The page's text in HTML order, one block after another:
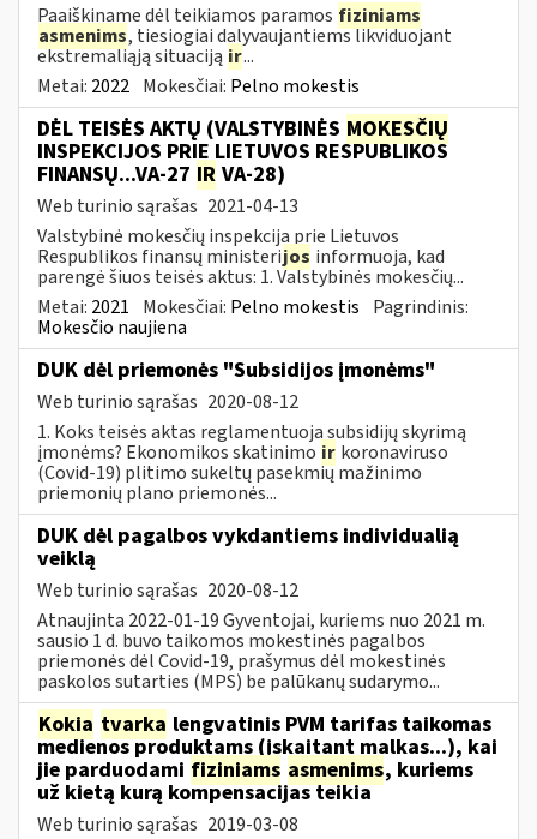
Paaiškiname dėl teikiamos paramos fiziniams
asmenims, tiesiogiai dalyvaujantiems likviduojant
ekstremaliąją situaciją ir...
Metai: 2022 Mokesčiai: Pelno mokestis
DĖL TEISĖS AKTŲ (VALSTYBINĖS MOKESČIŲ
INSPEKCIJOS PRIE LIETUVOS RESPUBLIKOS
FINANSŲ...VA-27 IR VA-28)
Web turinio sąrašas 2021-04-13
Valstybinė mokesčių inspekcija prie Lietuvos
Respublikos finansų ministerijos informuoja, kad
parengė šiuos teisės aktus: 1. Valstybinės mokesčių...
Metai: 2021 Mokesčiai: Pelno mokestis Pagrindinis:
Mokesčio naujiena
DUK dėl priemonės "Subsidijos įmonėms"
Web turinio sąrašas 2020-08-12
1. Koks teisės aktas reglamentuoja subsidijų skyrimą
įmonėms? Ekonomikos skatinimo ir koronaviruso
(Covid-19) plitimo sukeltų pasekmių mažinimo
priemonių plano priemonės...
DUK dėl pagalbos vykdantiems individualią
veiklą
Web turinio sąrašas 2020-08-12
Atnaujinta 2022-01-19 Gyventojai, kuriems nuo 2021 m.
sausio 1 d. buvo taikomos mokestinės pagalbos
priemonės dėl Covid-19, prašymus dėl mokestinės
paskolos sutarties (MPS) be palūkanų sudarymo...
Kokia tvarka lengvatinis PVM tarifas taikomas
medienos produktams (įskaitant malkas...), kai
jie parduodami fiziniams asmenims, kuriems
už kietą kurą kompensacijas teikia
Web turinio sąrašas 2019-03-08